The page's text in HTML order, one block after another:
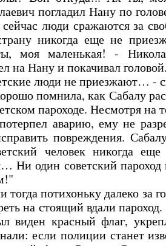
погладил Нану по
люди сражаются за
никогда еще не
моя маленькая! -
на Нану и покачивал
люди не приезжают… -
помнила, как Сабалу
пароходе. Несмотря на
аварию, ему не
повреждения.
человек никогда
Ни один советский пароход
потихоньку далеко за
на стоящий вдали
виден красный флаг,
если полиции станет